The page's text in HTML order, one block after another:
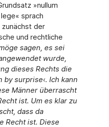
»nullum
sprach
der
und rechtliche
sagen, es sei
wurde,
dieses Rechts die
by surprise‹. Ich kann
Männer überrascht
ist. Um es klar zu
dass da
Recht ist. Diese